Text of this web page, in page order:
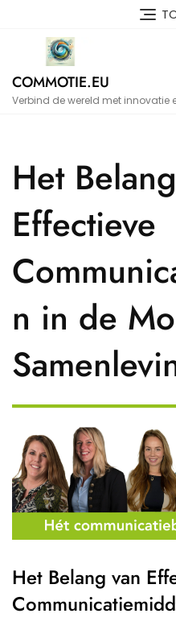
COMMOTIE.EU
Verbind de wereld met innovatie
Het
Effectieve
n in de
Het Belang van